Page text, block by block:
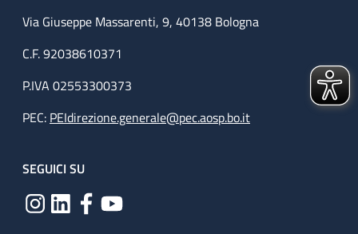
Via Giuseppe Massarenti, 9, 40138 Bologna
C.F. 92038610371
P.IVA 02553300373
PEC: PEIdirezione.generale@pec.aosp.bo.it
SEGUICI SU